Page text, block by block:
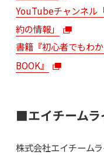
YouTubeチャンネル
約の情報」
書籍『初心者でもわ
BOOK』
■エイチームラ
株式会社エイチーム